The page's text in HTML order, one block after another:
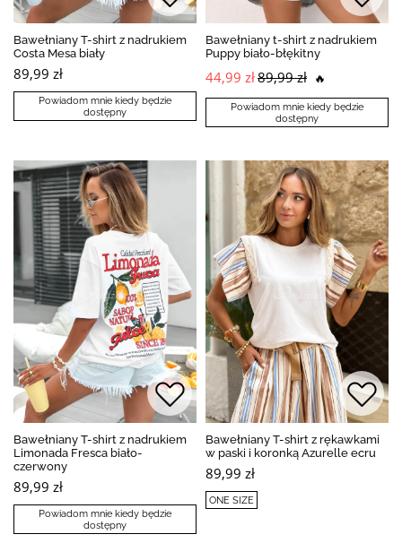
Bawełniany T-shirt z nadrukiem
Costa Mesa biały
89,99 zł
Powiadom mnie kiedy będzie
dostępny
Bawełniany t-shirt z nadrukiem
Puppy biało-błękitny
44,99 zł89,99 zł 🔥
Powiadom mnie kiedy będzie
dostępny
Bawełniany T-shirt z nadrukiem
Limonada Fresca biało-
czerwony
89,99 zł
Powiadom mnie kiedy będzie
dostępny
Bawełniany T-shirt z rękawkami
w paski i koronką Azurelle ecru
89,99 zł
ONE SIZE